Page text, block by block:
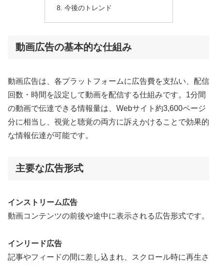
今後のトレンド
動画広告の基本的な仕組み
動画広告は、各プラットフォームに広告費を支払い、配信
回数・時間を設定して動画を配信する仕組みです。1分間
の動画で伝達できる情報量は、Webサイト約3,600ページ
分に相当し、視覚と聴覚の両方に訴えかけることで効果的
な情報伝達が可能です。
主要な広告形式
インストリーム広告
動画コンテンツの前後や途中に表示される広告形式です。
インリード広告
記事やフィードの間に差し込まれ、スクロール時に再生さ